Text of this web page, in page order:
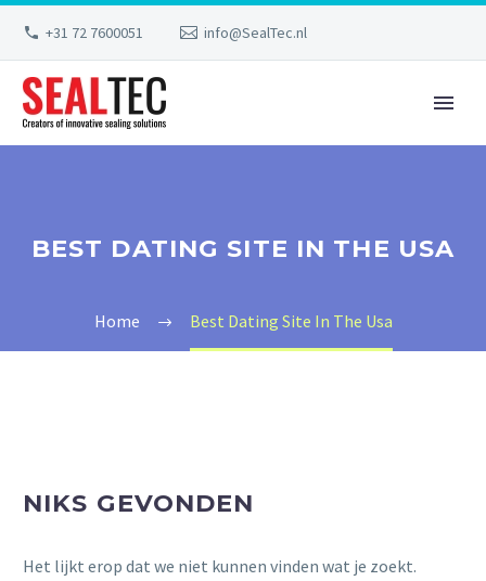
+31 72 7600051 info@SealTec.nl
BEST DATING SITE IN THE USA
Home Best Dating Site In The Usa
NIKS GEVONDEN
Het lijkt erop dat we niet kunnen vinden wat je zoekt.